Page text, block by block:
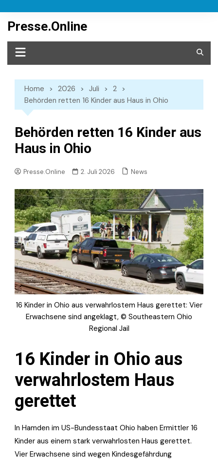
content
Presse.Online
Home 2026 Juli
2
Behörden retten 16 Kinder aus Haus in Ohio
Behörden retten 16 Kinder aus
Haus in Ohio
Presse.Online 2. Juli 2026 News
16 Kinder in Ohio aus verwahrlostem Haus gerettet: Vier
Erwachsene sind angeklagt, © Southeastern Ohio
Regional Jail
16 Kinder in Ohio aus
verwahrlostem Haus
gerettet
In Hamden im US-Bundesstaat Ohio haben Ermittler 16
Kinder aus einem stark verwahrlosten Haus gerettet.
Vier Erwachsene sind wegen Kindesgefährdung